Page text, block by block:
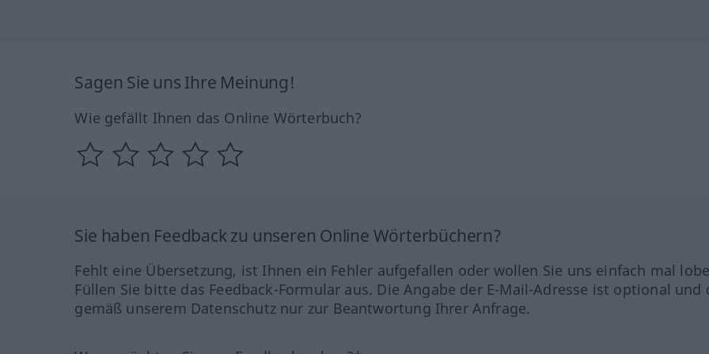
Sagen Sie uns Ihre Meinung!
Wie gefällt Ihnen das Online Wörterbuch?
Sie haben Feedback zu unseren Online Wörterbüchern?
Fehlt eine Übersetzung, ist Ihnen ein Fehler aufgefallen oder wollen Sie uns einfach mal
Füllen Sie bitte das Feedback-Formular aus. Die Angabe der E-Mail-Adresse ist optional und
gemäß unserem Datenschutz nur zur Beantwortung Ihrer Anfrage.